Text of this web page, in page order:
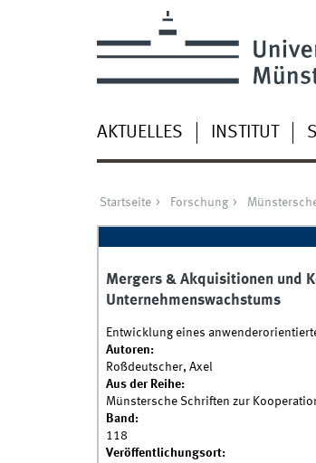
AKTUELLES INSTITUT
Startseite Forschung
Mergers & Akquisitionen und
Unternehmenswachstums
Entwicklung eines
Autoren:
Roßdeutscher, Axel
Aus der Reihe:
Münstersche Schriften zur
Band:
118
Veröffentlichungsort: